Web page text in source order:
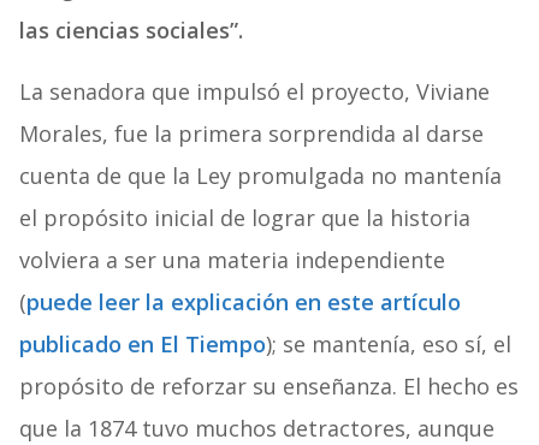
las ciencias sociales”.
La senadora que impulsó el proyecto, Viviane
Morales, fue la primera sorprendida al darse
cuenta de que la Ley promulgada no mantenía
el propósito inicial de lograr que la historia
volviera a ser una materia independiente
(puede leer la explicación en este artículo
publicado en El Tiempo); se mantenía, eso sí, el
propósito de reforzar su enseñanza. El hecho es
que la 1874 tuvo muchos detractores, aunque